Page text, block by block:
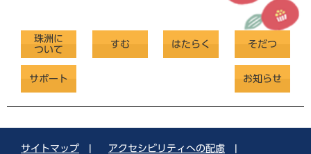
珠洲に
ついて
すむ はたらく そだつ
サポート お知らせ
サイトマップ アクセシビリティへの配慮